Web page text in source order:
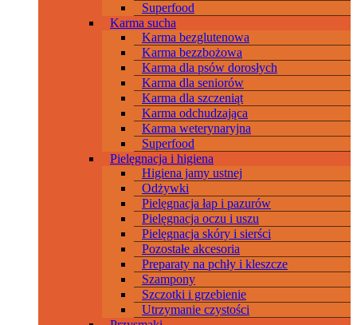
Superfood
Karma sucha
Karma bezglutenowa
Karma bezzbożowa
Karma dla psów dorosłych
Karma dla seniorów
Karma dla szczeniąt
Karma odchudzająca
Karma weterynaryjna
Superfood
Pielęgnacja i higiena
Higiena jamy ustnej
Odżywki
Pielęgnacja łap i pazurów
Pielęgnacja oczu i uszu
Pielęgnacja skóry i sierści
Pozostałe akcesoria
Preparaty na pchły i kleszcze
Szampony
Szczotki i grzebienie
Utrzymanie czystości